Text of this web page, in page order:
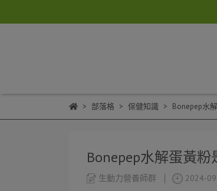
部落格 保健知識 Bonepep水
Bonepep水解蛋黃
生動力營養師群 2024-